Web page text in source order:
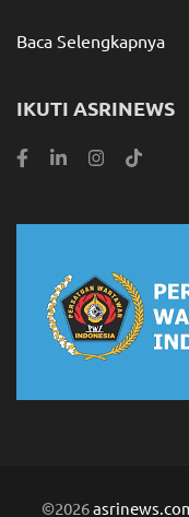
Baca Selengkapnya
IKUTI ASRINEWS
©2026